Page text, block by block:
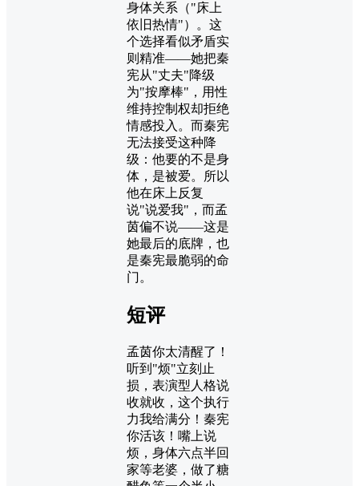
身体关系（"床上
依旧热情"）。这
个选择看似矛盾实
则精准——她把秦
宪从"丈夫"降级
为"按摩棒"，用性
维持控制权却拒绝
情感投入。而秦宪
无法接受这种降
级：他要的不是身
体，是被爱。所以
他在床上反复
说"说爱我"，而孟
茵偏不说——这是
她最后的底牌，也
是秦宪最脆弱的命
门。
短评
孟茵你太清醒了！
听到"烦"立刻止
损，表演型人格说
收就收，这个执行
力我给满分！秦宪
你活该！嘴上说
烦，身体六点半回
家等老婆，做了糖